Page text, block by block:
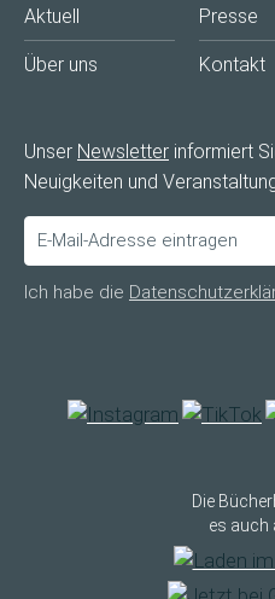
Aktuell
Über uns
Presse
Kontakt
Unser Newsletter informiert
Neuigkeiten und
Ich habe die
Die
es auch